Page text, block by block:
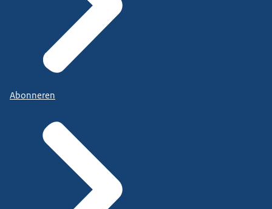
Abonneren